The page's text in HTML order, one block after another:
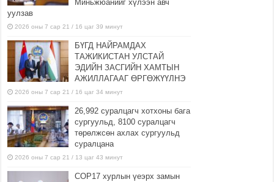
Миньжюанийг хүлээн авч
уулзав
2026 оны 7 сар 21 / 16 цаг 39 минут
БҮГД НАЙРАМДАХ
ТАЖИКИСТАН УЛСТАЙ
ЭДИЙН ЗАСГИЙН ХАМТЫН
АЖИЛЛАГААГ ӨРГӨЖҮҮЛНЭ
2026 оны 7 сар 21 / 16 цаг 34 минут
26,992 суралцагч хотхоны бага
сургуульд, 8100 суралцагч
төрөлжсөн ахлах сургуульд
суралцана
2026 оны 7 сар 21 / 13 цаг 43 минут
COP17 хурлын үеэрх замын